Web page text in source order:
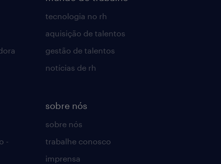
-
tecnologia no rh
aquisição de talentos
gestão de talentos
notícias de rh
sobre nós
sobre nós
trabalhe conosco
imprensa